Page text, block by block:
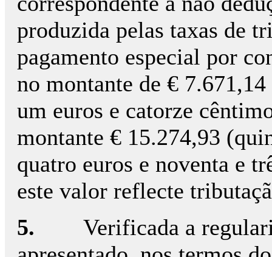
produzida pelas taxas de
pagamento especial por
no montante de €
um euros e catorze
montante € 15.274,93
quatro euros e noventa e
este valor reflecte
5. Verificada a